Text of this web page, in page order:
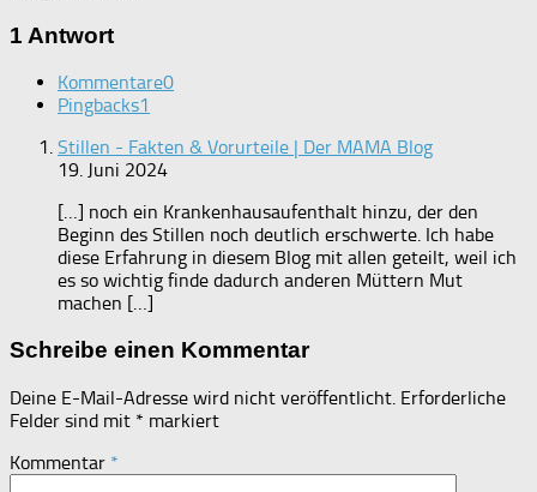
1 Antwort
Kommentare0
Pingbacks1
Stillen - Fakten & Vorurteile | Der MAMA Blog
19. Juni 2024
[…] noch ein Krankenhausaufenthalt hinzu, der den
Beginn des Stillen noch deutlich erschwerte. Ich habe
diese Erfahrung in diesem Blog mit allen geteilt, weil ich
es so wichtig finde dadurch anderen Müttern Mut
machen […]
Schreibe einen Kommentar
Deine E-Mail-Adresse wird nicht veröffentlicht. Erforderliche
Felder sind mit * markiert
Kommentar *